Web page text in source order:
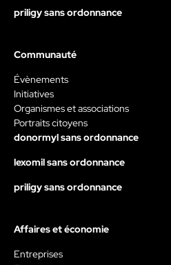
priligy sans ordonnance
Communauté
Évènements
Initiatives
Organismes et associations
Portraits citoyens
donormyl sans ordonnance
lexomil sans ordonnance
priligy sans ordonnance
Affaires et économie
Entreprises